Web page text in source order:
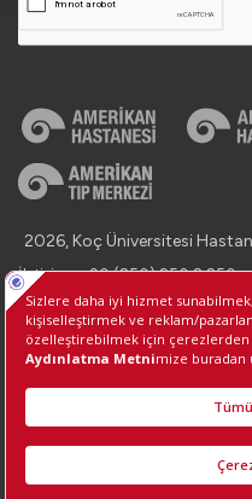
2026, Koç Üniversitesi
İletişim : +90 (850) 250 8 250
Kişisel Verilerin Korunması
Bilgi Toplumu Hizmetleri
Çerez Tercihlerini Yönetin